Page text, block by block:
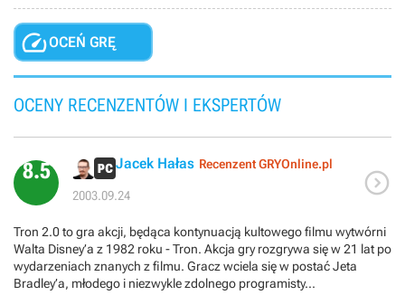
OCEŃ GRĘ
OCENY RECENZENTÓW I EKSPERTÓW
8.5 Jacek Hałas Recenzent GRYOnline.pl
2003.09.24 
Tron 2.0 to gra akcji, będąca kontynuacją kultowego filmu wytwórni
Walta Disney’a z 1982 roku - Tron. Akcja gry rozgrywa się w 21 lat po
wydarzeniach znanych z filmu. Gracz wciela się w postać Jeta
Bradley’a, młodego i niezwykle zdolnego programisty...